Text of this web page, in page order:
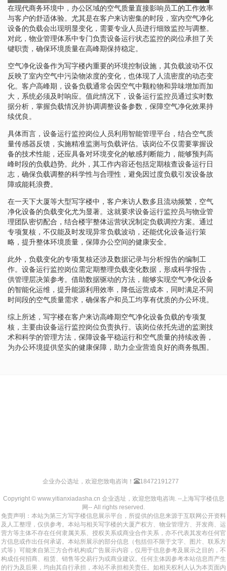
在现代商务环境中，办公区域的空气质量直接影响员工的工作效率
与客户的舒适体验。尤其是在客户来访密集的时段，室内空气净化
设备的负载会出现明显变化，需要专业人员进行细致监控与调整。
对此，物业管理体系中专门负责设备运行状态监控的岗位承担了关
键职责，确保环境质量在高峰期保持稳定。
空气净化设备作为写字楼内重要的环境控制设施，其负载波动不仅
反映了室内空气中污染物浓度的变化，也体现了人流密度的动态变
化。客户高峰期，设备负载通常会因空气中颗粒物和异味增加而加
大，系统必须及时响应。值此情况下，设备运行监控员通过实时数
据分析，掌握负载情况并协调调整设备参数，保障空气净化效果持
续优良。
具体而言，设备运行监控岗位人员利用智能管理平台，结合空气质
量传感器反馈，实施精准监测与负载评估。该岗位不仅需要掌握设
备的技术性能，还应具备对环境变化的敏感判断能力，能够预判高
峰时段的负载趋势。此外，其工作内容还包括定期核查设备运行日
志，确保负载调整的科学性与合理性，避免因过度负载引发设备故
障或能耗浪费。
在一天下大厦等大型写字楼中，客户来访人数多且流动频繁，空气
净化设备的负载变化尤为显著。这就要求设备运行监控员与物业管
理团队密切配合，结合楼宇整体运营状况制定负载调控方案。通过
专项复核，不仅能及时发现异常负载波动，还能优化设备运行策
略，提升整体环境质量，保障办公空间的健康安全。
此外，负载变化的专项复核还涉及数据记录与分析报告的编制工
作。设备运行监控岗位需定期整理负载变化数据，形成科学报告，
供管理层决策参考。借助数据驱动的方法，能够实现空气净化设备
的智能化运维，提升能源利用效率，降低运营成本，同时满足不同
时间段的空气质量需求，确保客户和员工均享有优质的办公环境。
综上所述，写字楼在客户来访高峰期空气净化设备负载的专项复
核，主要由设备运行监控岗位负责执行。该岗位依托先进的监测技
术和科学的管理方法，保障设备平稳运行和空气质量的持续改善，
为办公环境提供坚实的健康保障，助力企业营造良好的商务氛围。
企业办公选址，欢迎您致电咨询！ 18472191277
Copyright © www.yitianxiadasha.cn 企业选址，欢迎您致电咨询. --上海写字楼信息
网-- All rights reserved.
免责声明：本站为第三方写字楼信息展示平台，所提供的信息来源于互联网公开资料
及人工整理，仅供参考。本站与相关写字楼的大厦产权方、物业管理方、开发商、运
营方等主体不存在任何隶属关系、授权关系或商业合作关系，亦不代表其发布任何官
方信息或作出任何承诺。本站所展示的部分信息（包括但不限于文字、图片、联系方
式等）可能来自第三方合作机构或广告展示内容，仅用于信息参考及展示之目的，不
构成任何招商、租赁、销售等交易行为或商业建议。任何主体因参考本站信息而产生
的行为及后果，均由其自行承担，本站不承担相关责任。如相关权利人认为本页面内